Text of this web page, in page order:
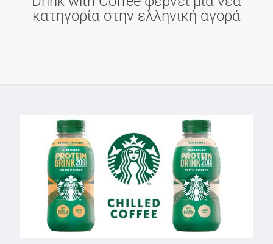
κατηγορία στην ελληνική αγορά